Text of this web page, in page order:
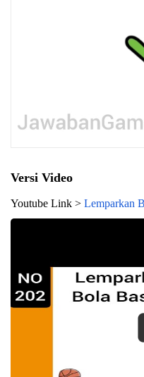
Versi Video
Youtube Link > Lemparkan